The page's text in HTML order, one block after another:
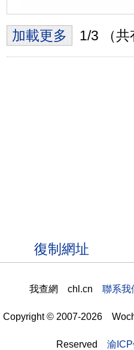
加載更多 1/3 （共
我查網 chl.cn 聯系
Copyright © 2007-2026
Reserved 渝